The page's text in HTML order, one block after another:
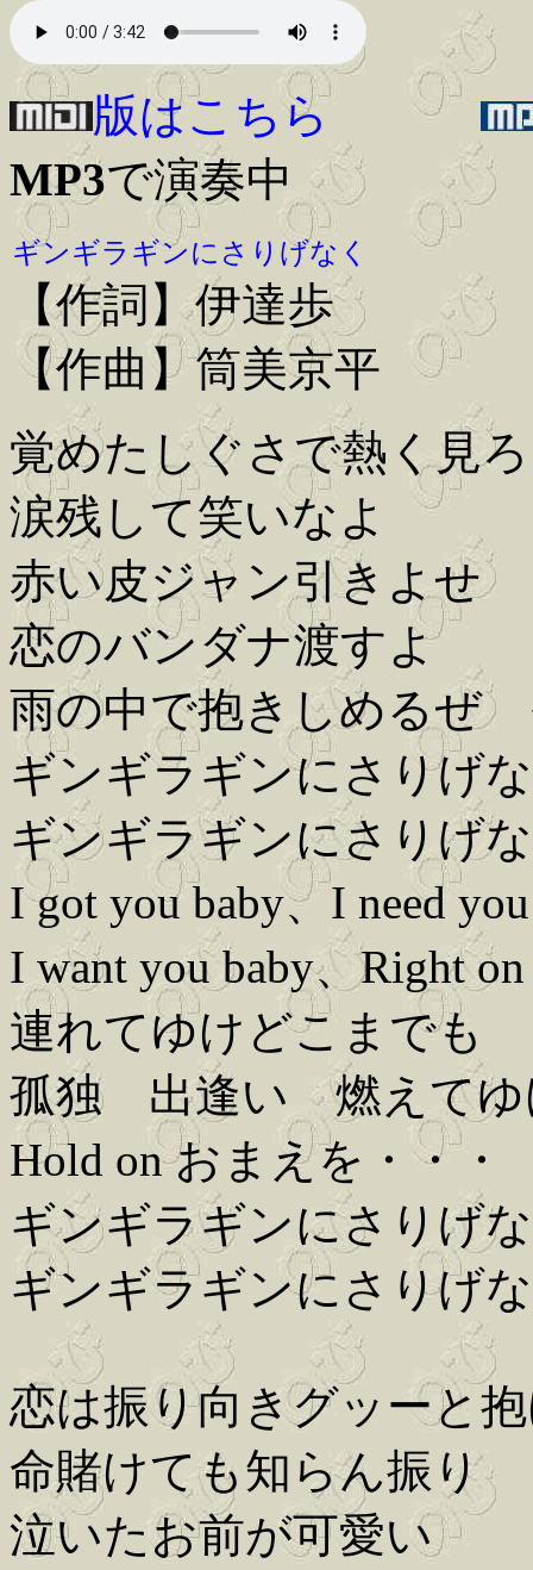
版はこちら
MP3で演奏中
ギンギラギンにさりげなく
【作詞】伊達歩
【作曲】筒美京平
覚めたしぐさで熱く見ろ
涙残して笑いなよ
赤い皮ジャン引きよせ
恋のバンダナ渡すよ
雨の中で抱きしめるぜ
ギンギラギンにさりげ
ギンギラギンにさりげ
I got you baby、I need
I want you baby、Right on
連れてゆけどこまでも
孤独 出逢い 燃えてゆ
Hold on おまえを・・・
ギンギラギンにさりげ
ギンギラギンにさりげ
恋は振り向きグッーと
命賭けても知らん振り
泣いたお前が可愛い